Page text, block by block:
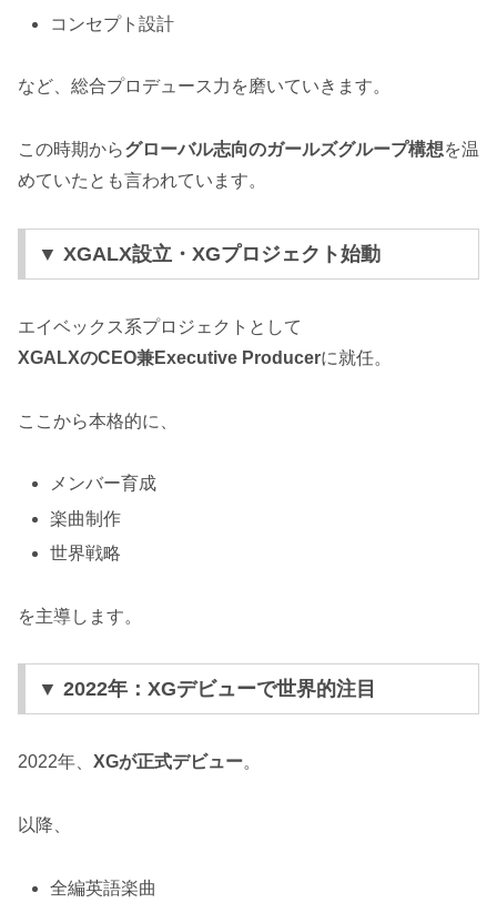
コンセプト設計
など、総合プロデュース力を磨いていきます。
この時期からグローバル志向のガールズグループ構想を温
めていたとも言われています。
▼ XGALX設立・XGプロジェクト始動
エイベックス系プロジェクトとして
XGALXのCEO兼Executive Producerに就任。
ここから本格的に、
メンバー育成
楽曲制作
世界戦略
を主導します。
▼ 2022年：XGデビューで世界的注目
2022年、 XGが正式デビュー。
以降、
全編英語楽曲